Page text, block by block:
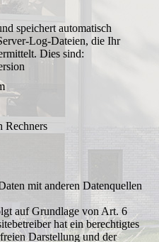
speichert automatisch
Log-Dateien, die Ihr
Dies sind:
Rechners
mit anderen Datenquellen
auf Grundlage von Art. 6
hat ein berechtigtes
Darstellung und der